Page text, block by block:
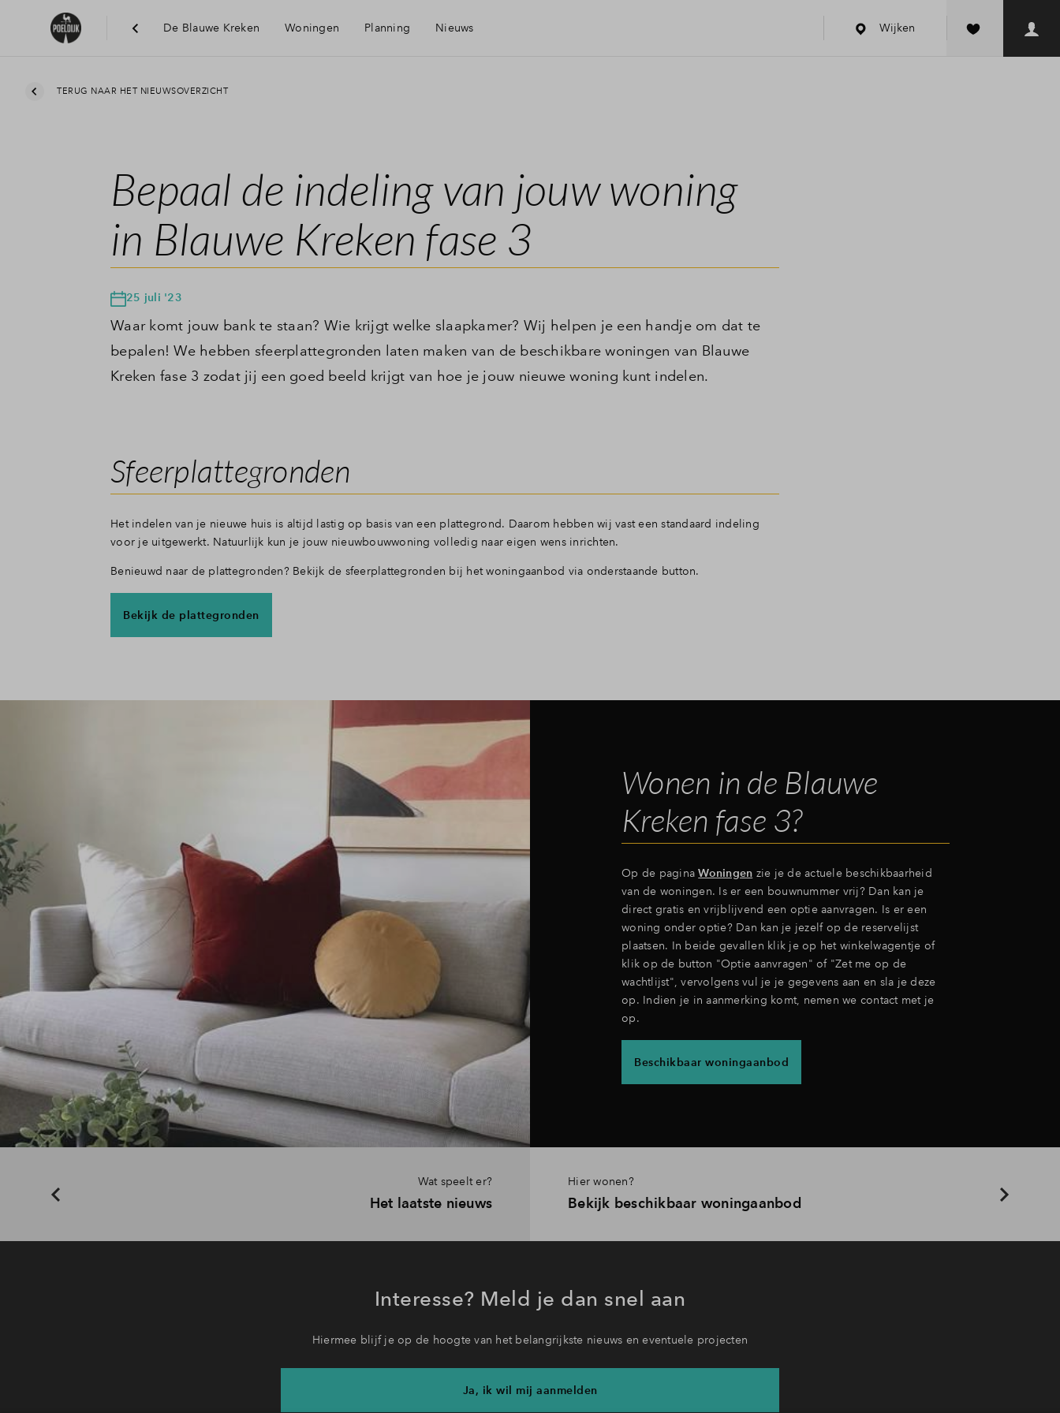
De Blauwe Kreken Woningen Planning Nieuws Wijken
TERUG NAAR HET NIEUWSOVERZICHT
Bepaal de indeling van jouw woning
in Blauwe Kreken fase 3
25 juli '23
Waar komt jouw bank te staan? Wie krijgt welke slaapkamer? Wij helpen je een handje om dat te
bepalen! We hebben sfeerplattegronden laten maken van de beschikbare woningen van Blauwe
Kreken fase 3 zodat jij een goed beeld krijgt van hoe je jouw nieuwe woning kunt indelen.
Sfeerplattegronden
Het indelen van je nieuwe huis is altijd lastig op basis van een plattegrond. Daarom hebben wij vast een standaard indeling
voor je uitgewerkt. Natuurlijk kun je jouw nieuwbouwwoning volledig naar eigen wens inrichten.
Benieuwd naar de plattegronden? Bekijk de sfeerplattegronden bij het woningaanbod via onderstaande button.
Bekijk de plattegronden
Wonen in de Blauwe
Kreken fase 3?
Op de paginaWoningen zie je de actuele beschikbaarheid
van de woningen. Is er een bouwnummer vrij? Dan kan je
direct gratis en vrijblijvend een optie aanvragen. Is er een
woning onder optie? Dan kan je jezelf op de reservelijst
plaatsen. In beide gevallen klik je op het winkelwagentje of
klik op de button "Optie aanvragen" of "Zet me op de
wachtlijst", vervolgens vul je je gegevens aan en sla je deze
op. Indien je in aanmerking komt, nemen we contact met je
op.
Beschikbaar woningaanbod
Wat speelt er?
Het laatste nieuws
Hier wonen?
Bekijk beschikbaar woningaanbod
Interesse? Meld je dan snel aan
Hiermee blijf je op de hoogte van het belangrijkste nieuws en eventuele projecten
Ja, ik wil mij aanmelden